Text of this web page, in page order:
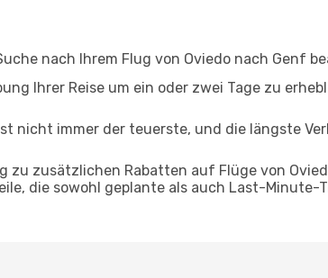
nach Ihrem Flug von Oviedo nach Genf
Ihrer Reise um ein oder zwei Tage zu
nicht immer der teuerste, und die längste
zu zusätzlichen Rabatten auf Flüge von
die sowohl geplante als auch Last-Minute-